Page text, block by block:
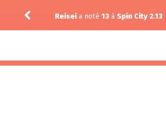
Reisei a noté 13 à Spin City 2.13